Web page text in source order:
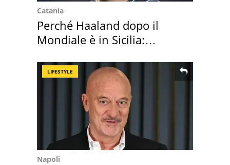
Catania
Perché Haaland dopo il
Mondiale è in Sicilia:
LIFESTYLE
Napoli